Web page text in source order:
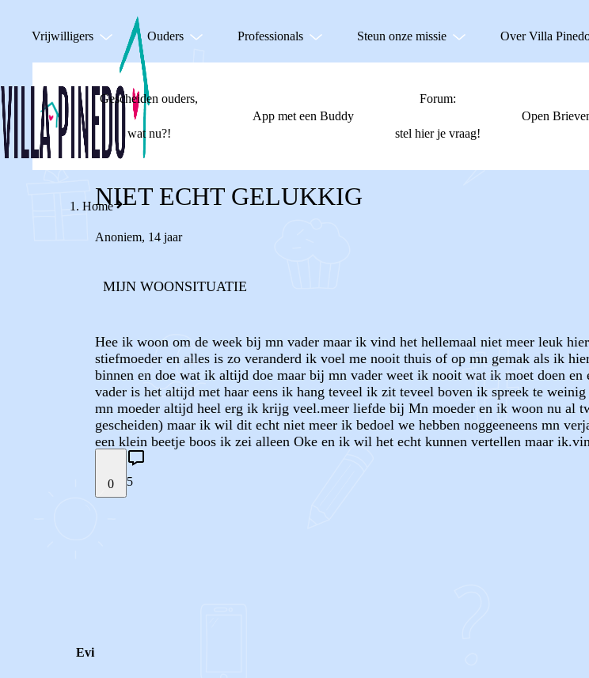
Vrijwilligers Ouders Professionals Steun onze missie Over Villa
Gescheiden ouders,
wat nu?!
App met een Buddy
Forum:
stel hier je vraag!
Open
Home
NIET ECHT GELUKKIG
Anoniem, 14 jaar
MIJN WOONSITUATIE
Hee ik woon om de week bij mn vader maar ik vind het hellemaal niet meer leuk
stiefmoeder en alles is zo veranderd ik voel me nooit thuis of op mn gemak als ik
binnen en doe wat ik altijd doe maar bij mn vader weet ik nooit wat ik moet doen
vader is het altijd met haar eens ik hang teveel ik zit teveel boven ik spreek te
mn moeder altijd heel erg ik krijg veel.meer liefde bij Mn moeder en ik woon nu al
gescheiden) maar ik wil dit echt niet meer ik bedoel we hebben noggeeneens mn
een klein beetje boos ik zei alleen Oke en ik wil het echt kunnen vertellen maar
0 5
Evi